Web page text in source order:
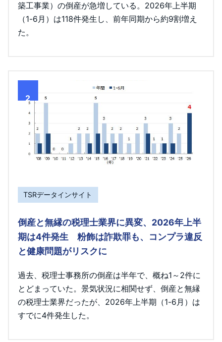
築工事業）の倒産が急増している。2026年上半期
（1-6月）は118件発生し、前年同期から約9割増え
た。
2
TSRデータインサイト
倒産と無縁の税理士業界に異変、2026年上半
期は4件発生 粉飾は詐欺罪も、コンプラ違反
と健康問題がリスクに
過去、税理士事務所の倒産は半年で、概ね1～2件に
とどまっていた。景気状況に相関せず、倒産と無縁
の税理士業界だったが、2026年上半期（1-6月）は
すでに4件発生した。